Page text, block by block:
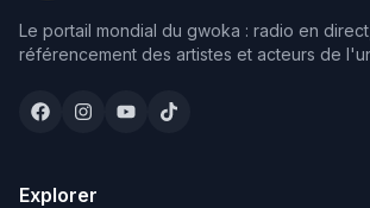
Le portail mondial du gwoka : radio en
référencement des artistes et acteurs de
Explorer